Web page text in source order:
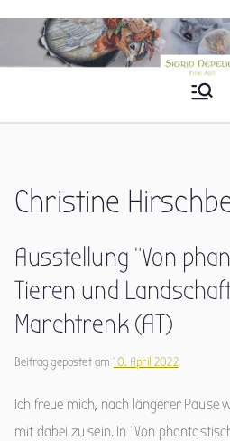
springen
Fine
Christine
Ausstellung “Von
Tieren und
Marchtrenk (AT)
Beitrag gepostet am10. April 2022
Ich freue mich, nach längerer Pause
mit dabei zu sein. In “Von